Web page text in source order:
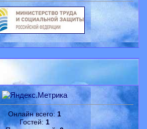
Онлайн всего: 1
Гостей:1